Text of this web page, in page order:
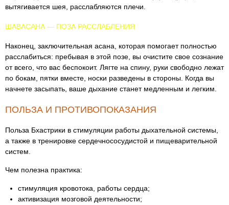
вытягивается шея, расслабляются плечи.
ШАВАСАНА — ПОЗА РАССЛАБЛЕНИЯ
Наконец, заключительная асана, которая помогает полностью
расслабиться: пребывая в этой позе, вы очистите свое сознание
от всего, что вас беспокоит. Лягте на спину, руки свободно лежат
по бокам, пятки вместе, носки разведены в стороны. Когда вы
начнете засыпать, ваше дыхание станет медленным и легким.
ПОЛЬЗА И ПРОТИВОПОКАЗАНИЯ
Польза Бхастрики в стимуляции работы дыхательной системы,
а также в тренировке сердечнососудистой и пищеварительной
систем.
Чем полезна практика:
стимуляция кровотока, работы сердца;
активизация мозговой деятельности;